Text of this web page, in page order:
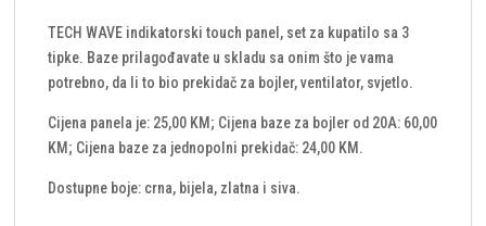
TECH WAVE indikatorski touch panel, set za kupatilo sa 3
tipke. Baze prilagođavate u skladu sa onim što je vama
potrebno, da li to bio prekidač za bojler, ventilator, svjetlo.
Cijena panela je: 25,00 KM; Cijena baze za bojler od 20A: 60,00
KM; Cijena baze za jednopolni prekidač: 24,00 KM.
Dostupne boje: crna, bijela, zlatna i siva.